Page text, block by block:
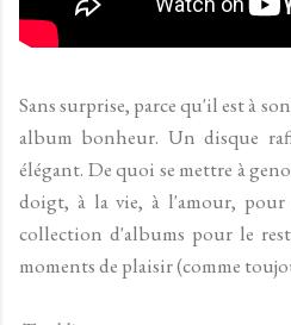
Sans surprise, parce qu'il est à
album bonheur. Un disque
élégant. De quoi se mettre à
doigt, à la vie, à l'amour, pour
collection d'albums pour le
moments de plaisir (comme